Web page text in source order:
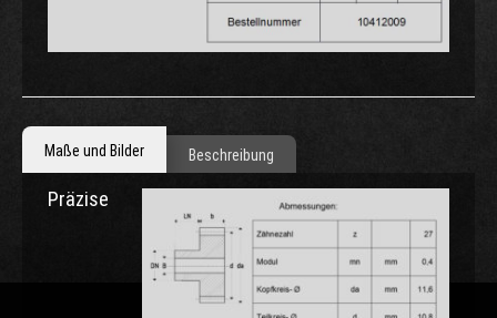
Maße und Bilder Beschreibung
Präzise